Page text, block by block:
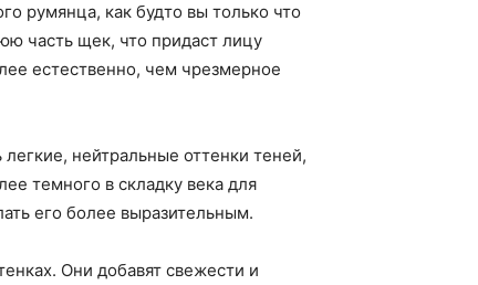
румянца, как будто вы только что
часть щек, что придаст лицу
естественно, чем чрезмерное
нейтральные оттенки теней,
темного в складку века для
его более выразительным.
Они добавят свежести и